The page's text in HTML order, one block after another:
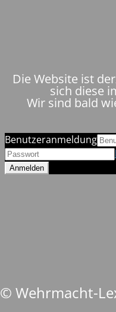
Die Website ist
sich diese
Wir sind bald
© Wehrmacht-
Benutzeranmeldung